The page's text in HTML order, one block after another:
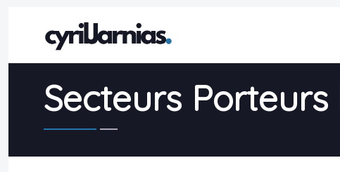
Secteurs